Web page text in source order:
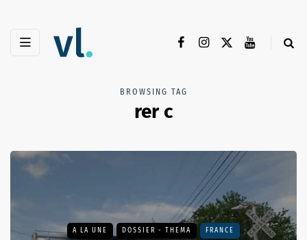
BROWSING TAG
rer c
A LA UNE DOSSIER - THEMA FRANCE